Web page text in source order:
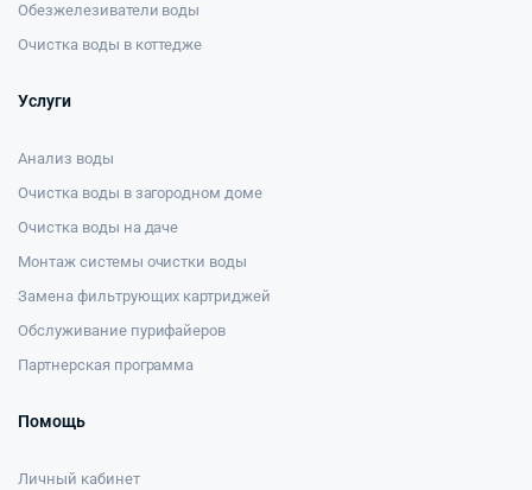
Обезжелезиватели воды
Очистка воды в коттедже
Услуги
Анализ воды
Очистка воды в загородном доме
Очистка воды на даче
Монтаж системы очистки воды
Замена фильтрующих картриджей
Обслуживание пурифайеров
Партнерская программа
Помощь
Личный кабинет